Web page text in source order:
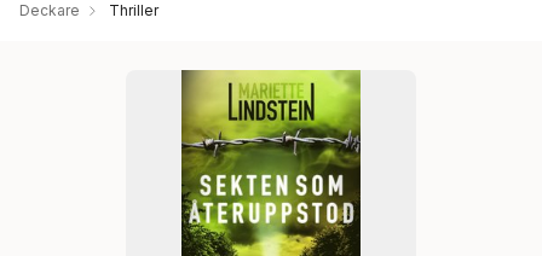
Deckare Thriller